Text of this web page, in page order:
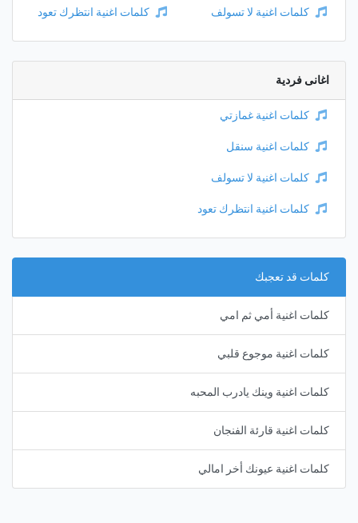
كلمات اغنية لا تسولف كلمات اغنية انتظرك تعود
اغانى فردية
كلمات اغنية غمازتي
كلمات اغنية سنقل
كلمات اغنية لا تسولف
كلمات اغنية انتظرك تعود
كلمات قد تعجبك
كلمات اغنية أمي ثم امي
كلمات اغنية موجوع قلبي
كلمات اغنية وينك يادرب المحبه
كلمات اغنية قارئة الفنجان
كلمات اغنية عيونك أخر امالي